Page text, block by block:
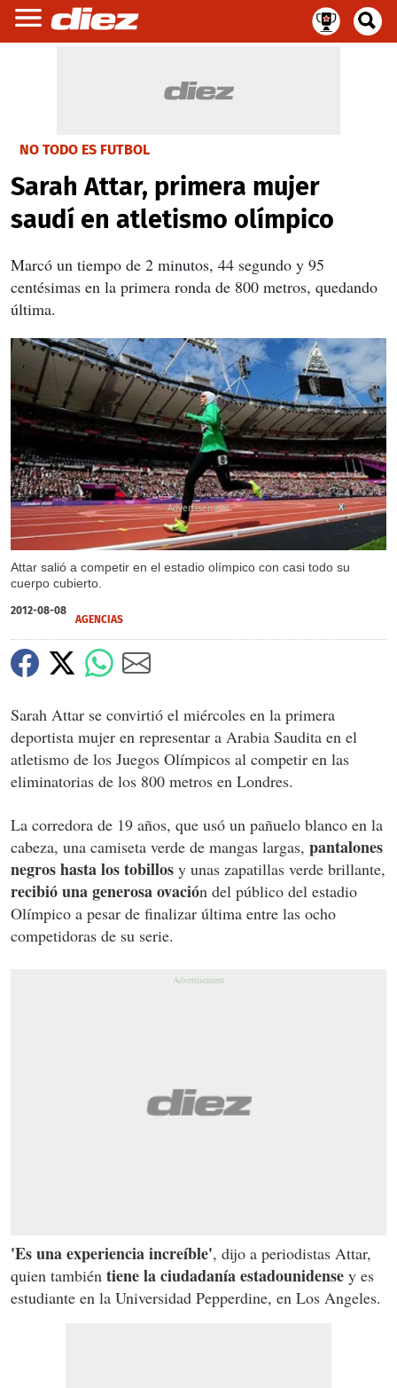
NO TODO ES FUTBOL
Sarah Attar, primera mujer
saudí en atletismo olímpico
Marcó un tiempo de 2 minutos, 44 segundo y 95
centésimas en la primera ronda de 800 metros, quedando
última.
Attar salió a competir en el estadio olímpico con casi todo su
cuerpo cubierto.
X
2012-08-08
AGENCIAS
Sarah Attar se convirtió el miércoles en la primera
deportista mujer en representar a Arabia Saudita en el
atletismo de los Juegos Olímpicos al competir en las
eliminatorias de los 800 metros en Londres.
La corredora de 19 años, que usó un pañuelo blanco en la
cabeza, una camiseta verde de mangas largas, pantalones
negros hasta los tobillos y unas zapatillas verde brillante,
recibió una generosa ovación del público del estadio
Olímpico a pesar de finalizar última entre las ocho
competidoras de su serie.
'Es una experiencia increíble', dijo a periodistas Attar,
quien también tiene la ciudadanía estadounidense y es
estudiante en la Universidad Pepperdine, en Los Angeles.